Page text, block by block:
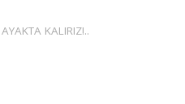
KALIRIZ!..